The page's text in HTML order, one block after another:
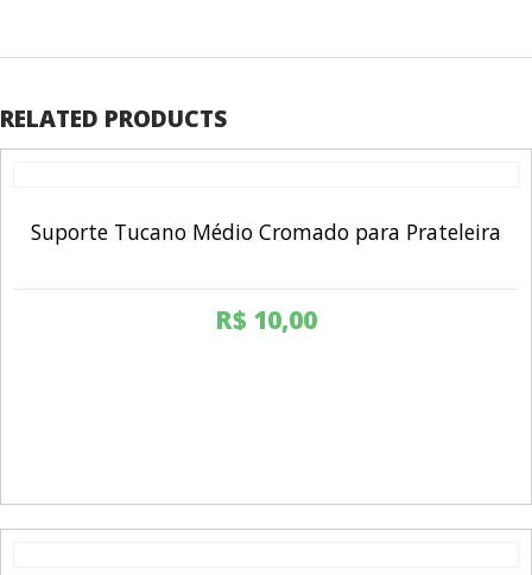
RELATED PRODUCTS
Suporte Tucano Médio Cromado para Prateleira
R$ 10,00